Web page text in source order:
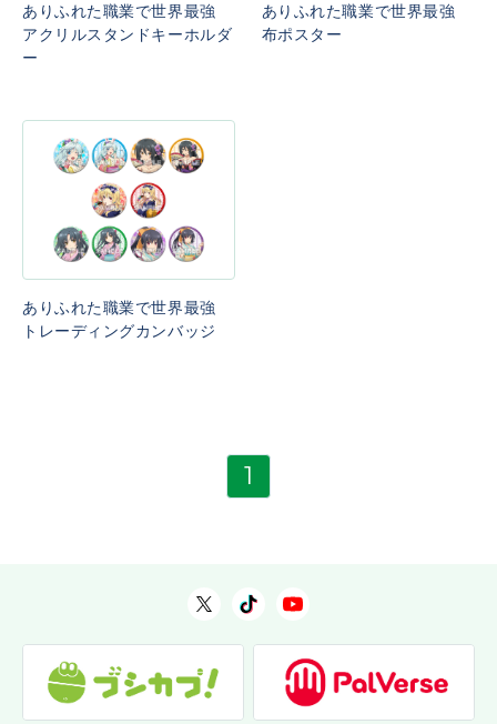
ありふれた職業で世界最強
アクリルスタンドキーホルダ
ー
ありふれた職業で世界最強
布ポスター
ありふれた職業で世界最強
トレーディングカンバッジ
1